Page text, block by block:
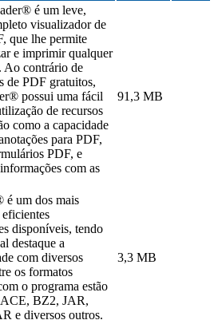
é um leve,
visualizador de
que lhe permite
e imprimir qualquer
Ao contrário de
de PDF gratuitos,
possui uma fácil
de recursos
como a capacidade
para PDF,
PDF, e
com as
91,3 MB
um dos mais
disponíveis, tendo
destaque a
com diversos
os formatos
o programa estão
BZ2, JAR,
e diversos outros.
3,3 MB